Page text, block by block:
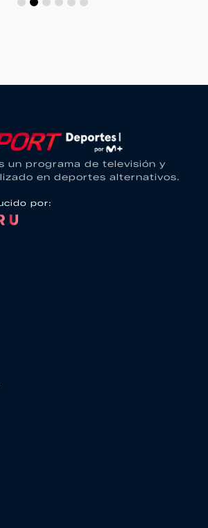
un programa de televisión y
en deportes alternativos.
por: